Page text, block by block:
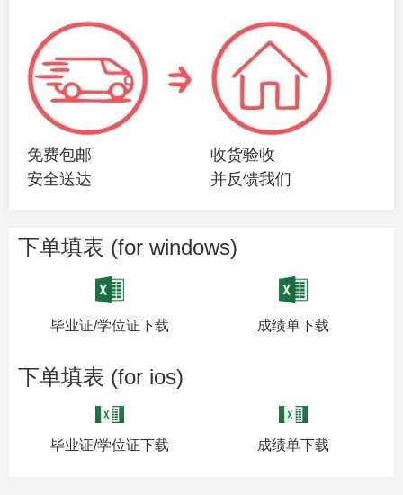
免费包邮
安全送达
收货验收
并反馈我们
下单填表 (for windows)
毕业证/学位证下载 成绩单下载
下单填表 (for ios)
毕业证/学位证下载 成绩单下载